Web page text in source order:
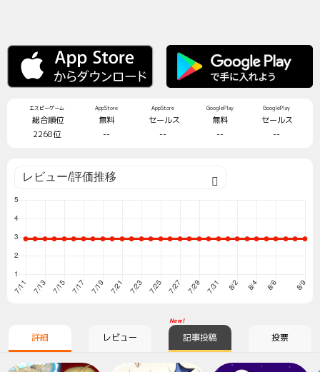
エスピーゲーム
総合順位
2268位
AppStore
無料
--
AppStore
セールス
--
GooglePlay
無料
--
GooglePlay
セールス
--
詳細 レビュー
New!
記事投稿 投票